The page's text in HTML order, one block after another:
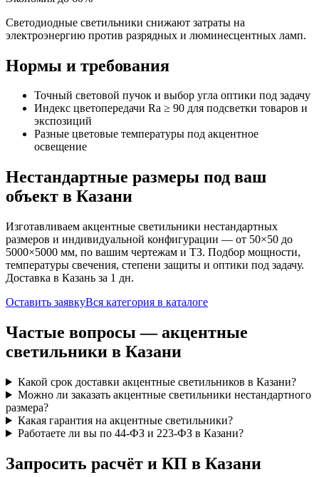
Светодиодные светильники снижают затраты на
электроэнергию против разрядных и люминесцентных ламп.
Нормы и требования
Точный световой пучок и выбор угла оптики под задачу
Индекс цветопередачи Ra ≥ 90 для подсветки товаров и
экспозиций
Разные цветовые температуры под акцентное
освещение
Нестандартные размеры под ваш
объект в Казани
Изготавливаем акцентные светильники нестандартных
размеров и индивидуальной конфигурации — от 50×50 до
5000×5000 мм, по вашим чертежам и ТЗ. Подбор мощности,
температуры свечения, степени защиты и оптики под задачу.
Доставка в Казань за 1 дн.
Оставить заявкуВся категория в каталоге
Частые вопросы —акцентные
светильники в Казани
Какой срок доставки акцентные светильников в Казани?
Можно ли заказать акцентные светильники нестандартного
размера?
Какая гарантия на акцентные светильники?
Работаете ли вы по 44-ФЗ и 223-ФЗ в Казани?
Запросить расчёт и КП в Казани